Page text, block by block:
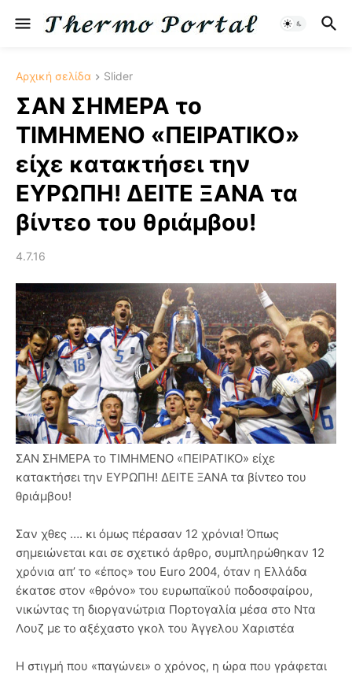
Αρχική σελίδα Slider
ΣΑΝ ΣΗΜΕΡΑ το
ΤΙΜΗΜΕΝΟ «ΠΕΙΡΑΤΙΚΟ»
είχε κατακτήσει την
ΕΥΡΩΠΗ! ΔΕΙΤΕ ΞΑΝΑ τα
βίντεο του θριάμβου!
4.7.16
ΣΑΝ ΣΗΜΕΡΑ το ΤΙΜΗΜΕΝΟ «ΠΕΙΡΑΤΙΚΟ» είχε
κατακτήσει την ΕΥΡΩΠΗ! ΔΕΙΤΕ ΞΑΝΑ τα βίντεο του
θριάμβου!
Σαν χθες …. κι όμως πέρασαν 12 χρόνια! Όπως
σημειώνεται και σε σχετικό άρθρο, συμπληρώθηκαν 12
χρόνια απ’ το «έπος» του Euro 2004, όταν η Ελλάδα
έκατσε στον «θρόνο» του ευρωπαϊκού ποδοσφαίρου,
νικώντας τη διοργανώτρια Πορτογαλία μέσα στο Ντα
Λουζ με το αξέχαστο γκολ του Άγγελου Χαριστέα
Η στιγμή που «παγώνει» ο χρόνος, η ώρα που γράφεται